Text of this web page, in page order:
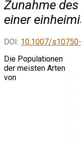
Zunahme
einer
DOI: 10.1007/
Die Populationen
der meisten Arten
von